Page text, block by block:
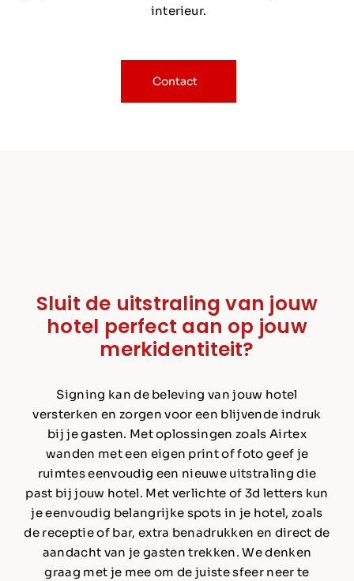
interieur.
Contact
Sluit de uitstraling van jouw
hotel perfect aan op jouw
merkidentiteit?
Signing kan de beleving van jouw hotel
versterken en zorgen voor een blijvende indruk
bij je gasten. Met oplossingen zoals Airtex
wanden met een eigen print of foto geef je
ruimtes eenvoudig een nieuwe uitstraling die
past bij jouw hotel. Met verlichte of 3d letters kun
je eenvoudig belangrijke spots in je hotel, zoals
de receptie of bar, extra benadrukken en direct de
aandacht van je gasten trekken.We denken
graag met je mee om de juiste sfeer neer te